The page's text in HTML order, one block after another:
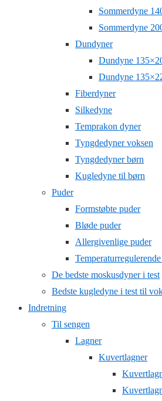
Sommerdyne
Sommerdyne
Dundyner
Dundyne
Dundyne
Fiberdyner
Silkedyne
Temprakon dyner
Tyngdedyner voksen
Tyngdedyner børn
Kugledyne til børn
Puder
Formstøbte puder
Bløde puder
Allergivenlige puder
De bedste moskusdyner i test
Bedste kugledyne i test til
Indretning
Til sengen
Lagner
Kuvertlagner